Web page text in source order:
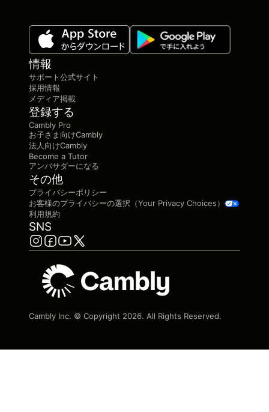
情報
サポート公式サイト
採用情報
メディア掲載
登録する
Cambly Pro
お子さま向けCambly
法人向けCambly
Become a Tutor
アンバサダーになる
その他
プライバシーポリシー
お客様のプライバシーの選択（Your Privacy Choices）
利用規約
SNS
Cambly Inc. © Copyright 2026. All Rights Reserved.